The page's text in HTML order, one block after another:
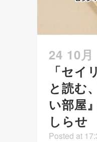
24 10月
「セイ
と読む
い部屋
しらせ
Posted at